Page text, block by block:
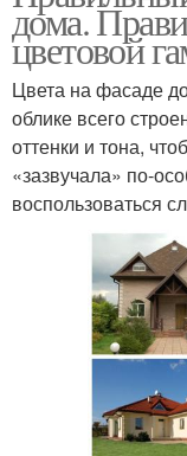
дома.
цветовой
Цвета на фасаде
облике всего
оттенки и тона,
«зазвучала» по-
воспользоваться